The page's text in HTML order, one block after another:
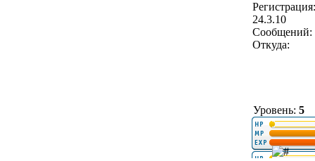
Регистрация:
24.3.10
Сообщений:
Откуда:
Уровень: 5